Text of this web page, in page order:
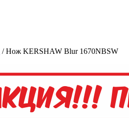
/Нож KERSHAW Blur 1670NBSW